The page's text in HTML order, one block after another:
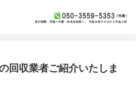
回収業者ご紹介いたしま